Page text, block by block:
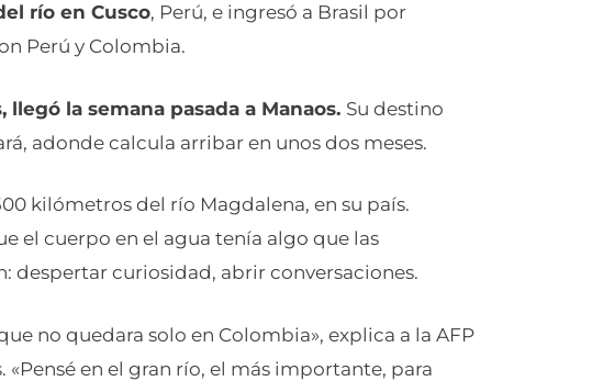
río en Cusco, Perú, e ingresó a Brasil por
Perú y Colombia.
la semana pasada a Manaos. Su destino
adonde calcula arribar en unos dos meses.
kilómetros del río Magdalena, en su país.
el cuerpo en el agua tenía algo que las
despertar curiosidad, abrir conversaciones.
no quedara solo en Colombia», explica a la AFP
«Pensé en el gran río, el más importante, para